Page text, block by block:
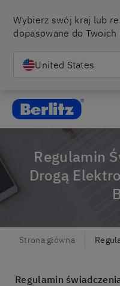
Wybierz swój kraj lub
dopasowane do Twoich
United States
Berlitz Poland
Regulamin Świadczenia Usług
Drogą
Strona główna
Regulamin